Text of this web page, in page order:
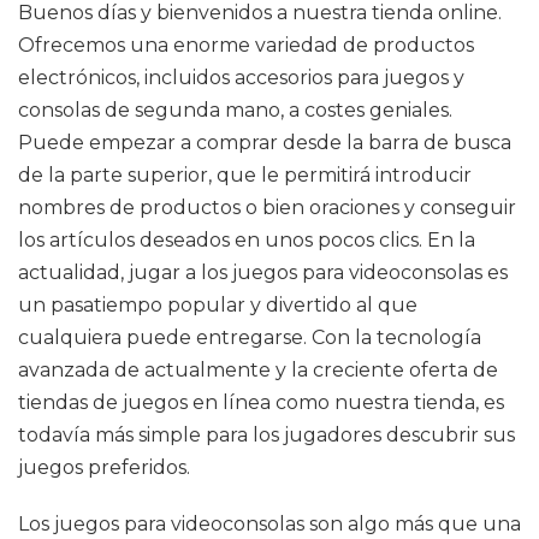
Buenos días y bienvenidos a nuestra tienda online.
Ofrecemos una enorme variedad de productos
electrónicos, incluidos accesorios para juegos y
consolas de segunda mano, a costes geniales.
Puede empezar a comprar desde la barra de busca
de la parte superior, que le permitirá introducir
nombres de productos o bien oraciones y conseguir
los artículos deseados en unos pocos clics. En la
actualidad, jugar a los juegos para videoconsolas es
un pasatiempo popular y divertido al que
cualquiera puede entregarse. Con la tecnología
avanzada de actualmente y la creciente oferta de
tiendas de juegos en línea como nuestra tienda, es
todavía más simple para los jugadores descubrir sus
juegos preferidos.
Los juegos para videoconsolas son algo más que una